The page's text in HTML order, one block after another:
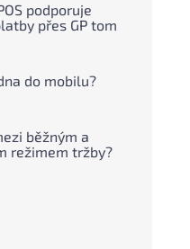
podporuje
přes GP tom
do mobilu?
běžným a
režimem tržby?